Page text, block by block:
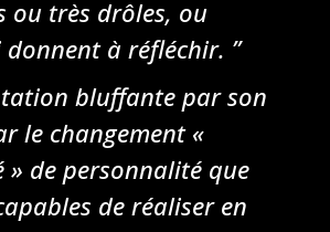
ou très drôles, ou
à réfléchir. ”
bluffante par son
le changement «
de personnalité que
de réaliser en